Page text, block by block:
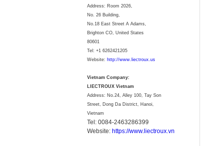
Address: Room 2026,
No. 26 Building,
No.18 East Street A Adams,
Brighton CO, United States
80601
Tel: +1 6262421205
Website: http://www.liectroux.us
Vietnam Company:
LIECTROUX Vietnam
Address: No.24, Alley 100, Tay Son
Street, Dong Da District, Hanoi,
Vietnam
Tel: 0084-2463286399
Website: https://www.liectroux.vn